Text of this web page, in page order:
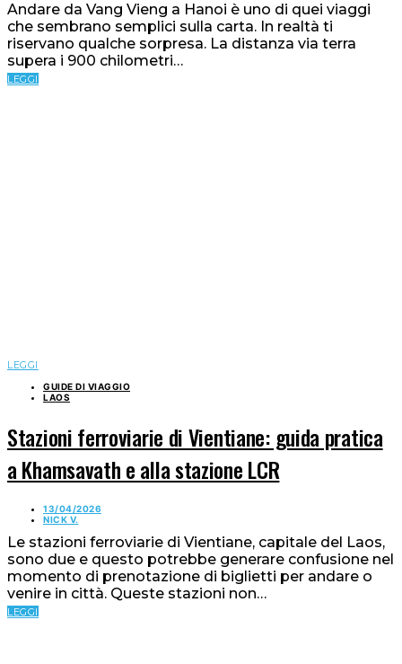
Andare da Vang Vieng a Hanoi è uno di quei viaggi
che sembrano semplici sulla carta. In realtà ti
riservano qualche sorpresa. La distanza via terra
supera i 900 chilometri…
LEGGI
LEGGI
GUIDE DI VIAGGIO
LAOS
Stazioni ferroviarie di Vientiane: guida pratica
a Khamsavath e alla stazione LCR
13/04/2026
NICK V.
Le stazioni ferroviarie di Vientiane, capitale del Laos,
sono due e questo potrebbe generare confusione nel
momento di prenotazione di biglietti per andare o
venire in città. Queste stazioni non…
LEGGI